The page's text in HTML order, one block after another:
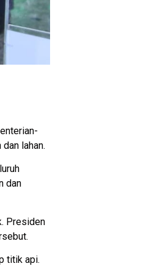
lahan.
dan
Presiden
titik api.